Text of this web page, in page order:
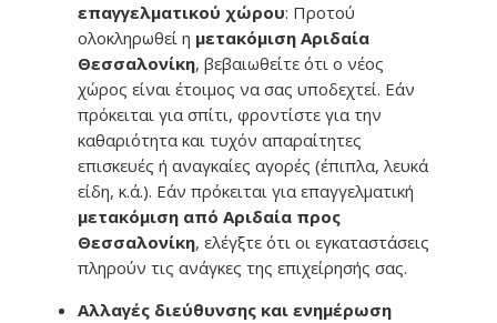
επαγγελματικού χώρου: Προτού
ολοκληρωθεί η μετακόμιση Αριδαία
Θεσσαλονίκη, βεβαιωθείτε ότι ο νέος
χώρος είναι έτοιμος να σας υποδεχτεί. Εάν
πρόκειται για σπίτι, φροντίστε για την
καθαριότητα και τυχόν απαραίτητες
επισκευές ή αναγκαίες αγορές (έπιπλα, λευκά
είδη, κ.ά.). Εάν πρόκειται για επαγγελματική
μετακόμιση από Αριδαία προς
Θεσσαλονίκη, ελέγξτε ότι οι εγκαταστάσεις
πληρούν τις ανάγκες της επιχείρησής σας.
Αλλαγές διεύθυνσης και ενημέρωση